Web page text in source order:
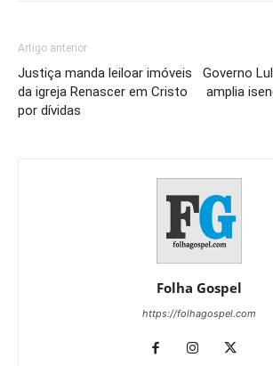
Artigo anterior
Justiça manda leiloar imóveis
da igreja Renascer em Cristo
por dívidas
Governo
amplia
Folha Gospel
https://folhagospel.com